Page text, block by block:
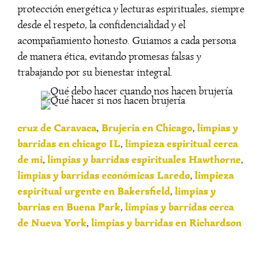
protección energética y lecturas espirituales, siempre
desde el respeto, la confidencialidad y el
acompañamiento honesto. Guiamos a cada persona
de manera ética, evitando promesas falsas y
trabajando por su bienestar integral.
cruz de Caravaca, Brujeria en Chicago, limpias y
barridas en chicago IL, limpieza espiritual cerca
de mi, limpias y barridas espirituales Hawthorne,
limpias y barridas económicas Laredo, limpieza
espiritual urgente en Bakersfield, limpias y
barrias en Buena Park, limpias y barridas cerca
de Nueva York, limpias y barridas en Richardson